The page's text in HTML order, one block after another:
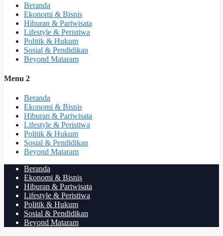
Beranda
Ekonomi & Bisnis
Hiburan & Pariwisata
Lifestyle & Peristiwa
Politik & Hukum
Sosial & Pendidikan
Beyond Mataram
Menu 2
Beranda
Ekonomi & Bisnis
Hiburan & Pariwisata
Lifestyle & Peristiwa
Politik & Hukum
Sosial & Pendidikan
Beyond Mataram
Beranda
Ekonomi & Bisnis
Hiburan & Pariwisata
Lifestyle & Peristiwa
Politik & Hukum
Sosial & Pendidikan
Beyond Mataram